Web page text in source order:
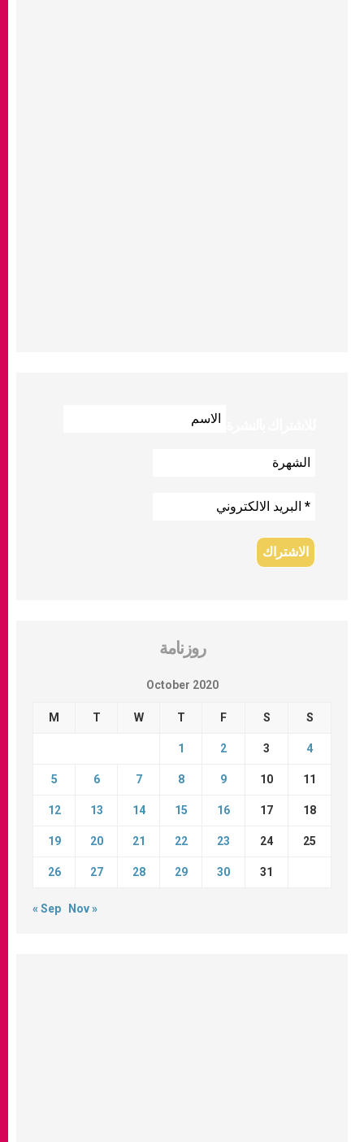
روزنامة
October 2020
M T W T F S S
1 2 3 4
5 6 7 8 9 10 11
12 13 14 15 16 17 18
19 20 21 22 23 24 25
26 27 28 29 30 31
« Sep Nov »